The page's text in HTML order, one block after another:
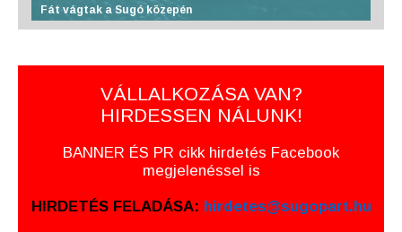
Fát vágtak a Sugó közepén
VÁLLALKOZÁSA VAN?
HIRDESSEN NÁLUNK!
BANNER ÉS PR cikk hirdetés Facebook
megjelenéssel is
HIRDETÉS FELADÁSA: hirdetes@sugopart.hu